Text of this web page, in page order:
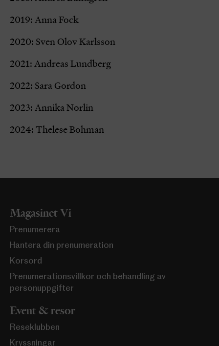
2019: Anna Fock
2020: Sven Olov Karlsson
2021: Andreas Lundberg
2022: Sara Gordon
2023: Annika Norlin
2024: Thelese Bohman
Magasinet Vi
Prenumerera
Hantera din prenumeration
Korsord
Prenumerationsvillkor och behandling av
personuppgifter
Event & resor
Reseklubben
Kryssningar